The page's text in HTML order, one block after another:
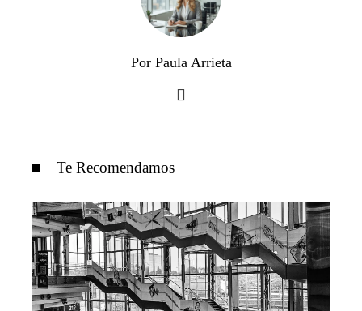
Por Paula Arrieta
Te Recomendamos